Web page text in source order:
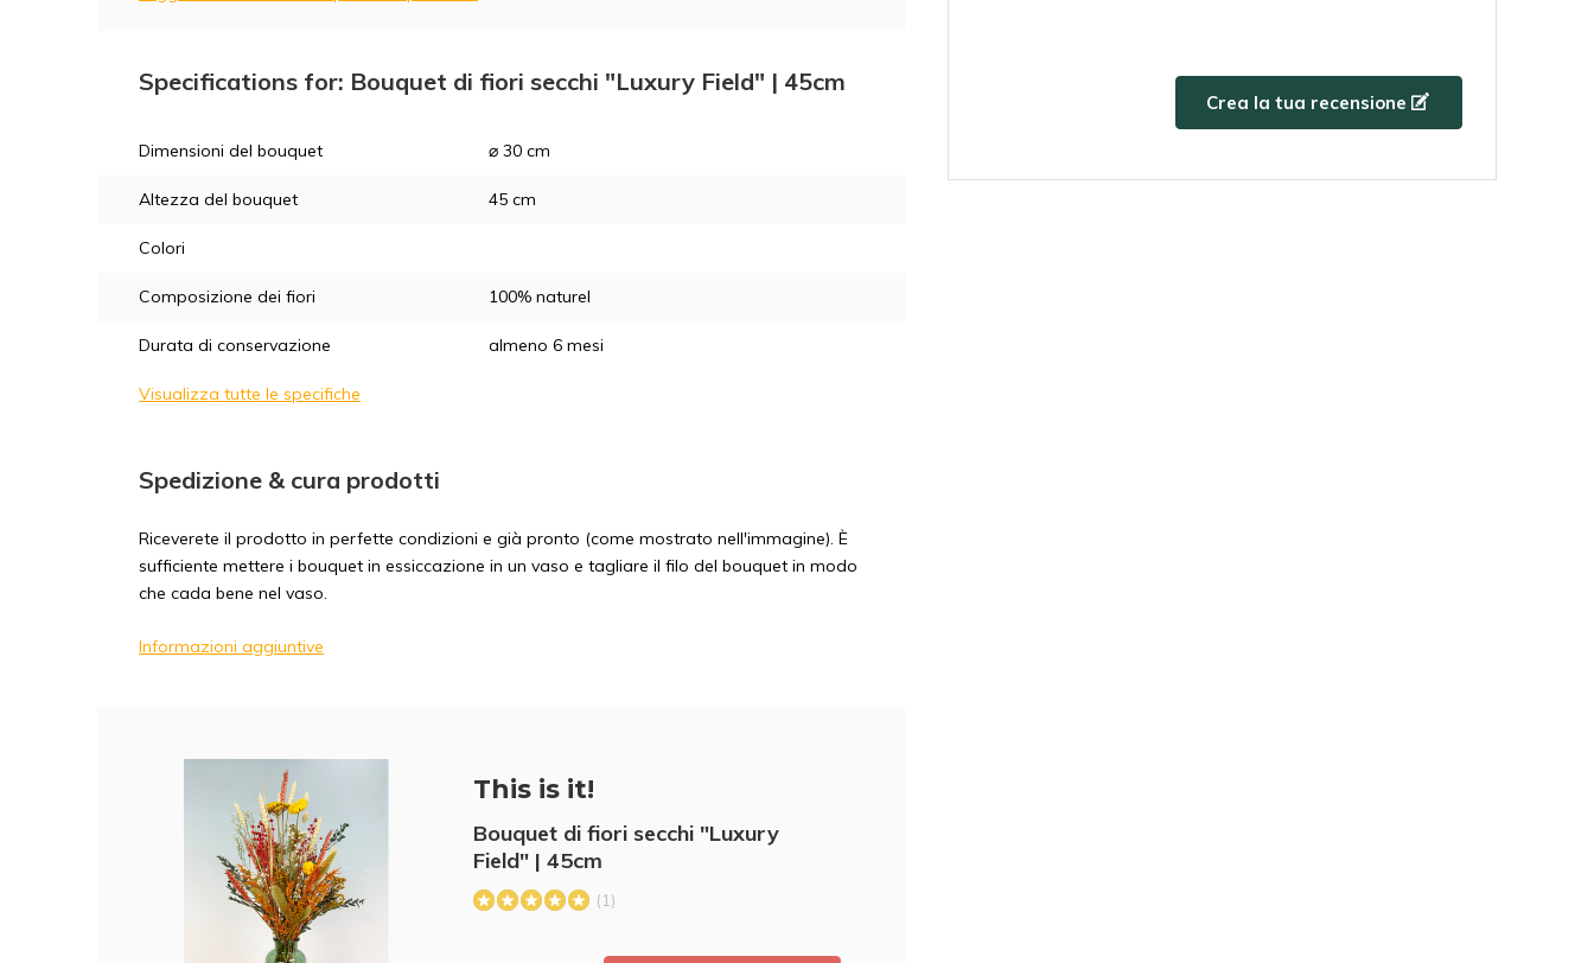
Specifications for: Bouquet di fiori secchi "Luxury Field" | 45cm
Dimensioni del bouquet ⌀ 30 cm
Altezza del bouquet 45 cm
Colori
Composizione dei fiori 100% naturel
Durata di conservazione almeno 6 mesi
Visualizza tutte le specifiche
Spedizione & cura prodotti
Riceverete il prodotto in perfette condizioni e già pronto (come mostrato nell'immagine). È
sufficiente mettere i bouquet in essiccazione in un vaso e tagliare il filo del bouquet in modo
che cada bene nel vaso.
Informazioni aggiuntive
This is it!
Bouquet di fiori secchi "Luxury
Field" | 45cm
(1)
Crea la tua recensione
nostri ultimi prodotti e ottenere uno